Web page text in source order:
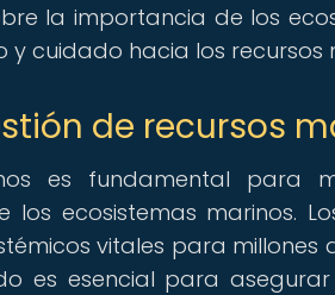
la importancia de los
cuidado hacia los recursos
de recursos
es fundamental para
ecosistemas marinos.
vitales para
es esencial para